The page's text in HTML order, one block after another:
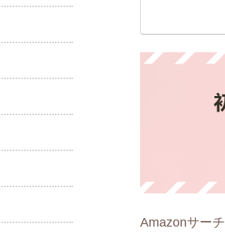
Amazonサーチ